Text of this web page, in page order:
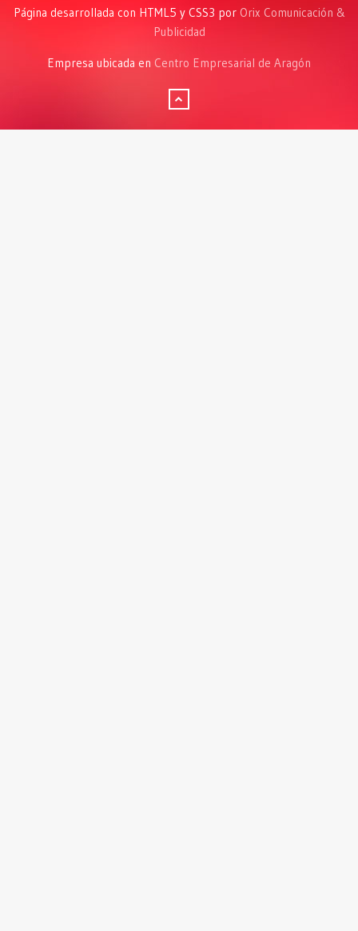
Página desarrollada con HTML5 y CSS3 por Orix Comunicación &
Publicidad
Empresa ubicada en Centro Empresarial de Aragón